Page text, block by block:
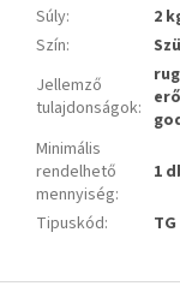
Súly:
2
Szín:
Jellemző
tulajdonságok:
Minimális
rendelhető
mennyiség:
1
Tipuskód: TG